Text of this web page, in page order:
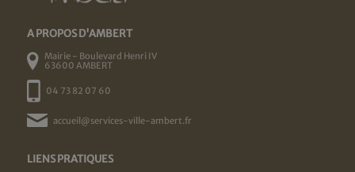
A PROPOS D'AMBERT
Mairie - Boulevard Henri IV
63600 AMBERT
04 73 82 07 60
accueil@services-ville-ambert.fr
LIENS PRATIQUES